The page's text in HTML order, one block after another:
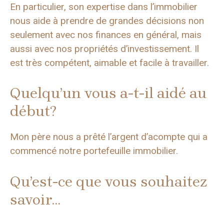
En particulier, son expertise dans l’immobilier
nous aide à prendre de grandes décisions non
seulement avec nos finances en général, mais
aussi avec nos propriétés d’investissement. Il
est très compétent, aimable et facile à travailler.
Quelqu’un vous a-t-il aidé au
début?
Mon père nous a prêté l’argent d’acompte qui a
commencé notre portefeuille immobilier.
Qu’est-ce que vous souhaitez
savoir…